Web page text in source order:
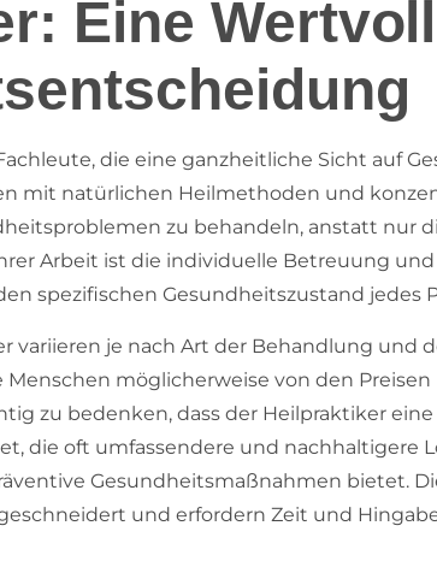
Eine
die eine ganzheitliche Sicht auf
mit natürlichen Heilmethoden und
zu behandeln, anstatt nur
Arbeit ist die individuelle Betreuung
spezifischen Gesundheitszustand jedes
variieren je nach Art der Behandlung und
möglicherweise von den Preisen
zu bedenken, dass der Heilpraktiker
die oft umfassendere und nachhaltigere
Gesundheitsmaßnahmen bietet.
und erfordern Zeit und